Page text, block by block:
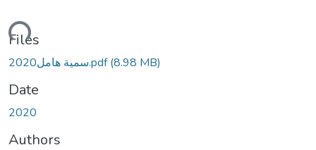
Files
سمية هامل2020.pdf(8.98 MB)
Date
2020
Authors